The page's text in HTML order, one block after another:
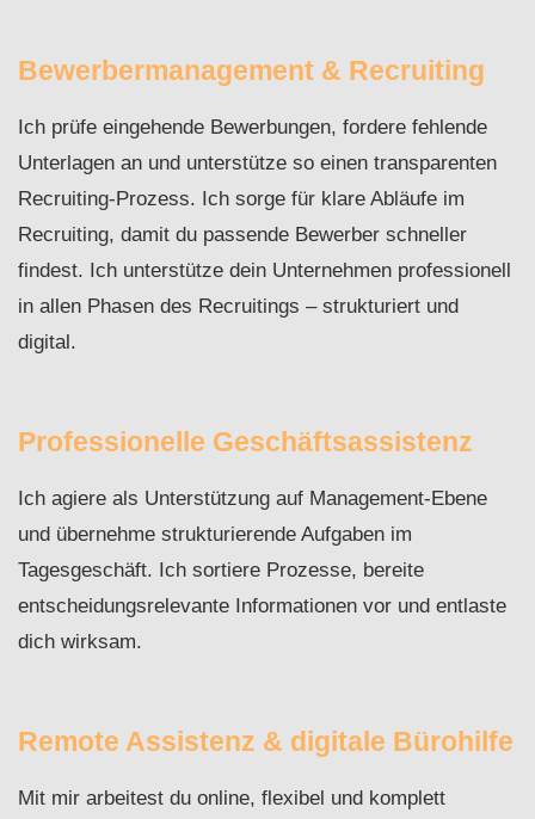
Bewerbermanagement & Recruiting
Ich prüfe eingehende Bewerbungen, fordere fehlende
Unterlagen an und unterstütze so einen transparenten
Recruiting-Prozess. Ich sorge für klare Abläufe im
Recruiting, damit du passende Bewerber schneller
findest. Ich unterstütze dein Unternehmen professionell
in allen Phasen des Recruitings – strukturiert und
digital.
Professionelle Geschäftsassistenz
Ich agiere als Unterstützung auf Management-Ebene
und übernehme strukturierende Aufgaben im
Tagesgeschäft. Ich sortiere Prozesse, bereite
entscheidungsrelevante Informationen vor und entlaste
dich wirksam.
Remote Assistenz & digitale Bürohilfe
Mit mir arbeitest du online, flexibel und komplett